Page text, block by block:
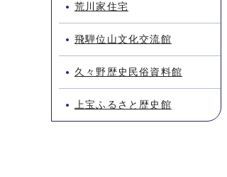
荒川家住宅
飛騨位山文化交流館
久々野歴史民俗資料館
上宝ふるさと歴史館